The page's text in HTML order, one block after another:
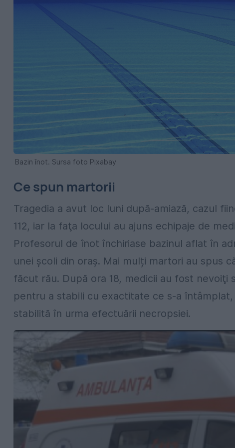
Bazin înot. Sursa foto Pixabay
Ce spun martorii
Tragedia a avut loc luni după-amiază, cazul
112, iar la faţa locului au ajuns echipaje de
Profesorul de înot închiriase bazinul aflat în
unei şcoli din oraş. Mai mulți martori au spus
făcut rău. După ora 18, medicii au fost nevoiţi
pentru a stabili cu exactitate ce s-a
stabilită în urma efectuării necropsiei.